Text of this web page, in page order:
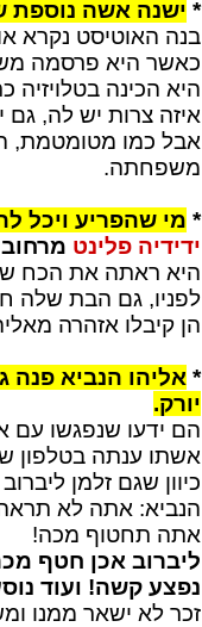
* ישנה אשה נוספת
בנה האוטיסט נקרא
כאשר היא פרסמה
היא הכינה בטלויזיה
איזה צרות יש לה,
אבל כמו מטומטמת,
משפחתה.
* מי שהפריע ויכל
ידידיה פלינט מרחוב
היא ראתה את הכח
לפניו, גם הבת שלה
הן קיבלו אזהרה
* אליהו הנביא
יורק.
הם ידעו שנפגשו עם
אשתו ענתה בטלפון
כיוון שגם זלמן
הנביא: אתה לא
אתה תחטוף מכה!
ליברוב אכן חטף
נפצע קשה! ועוד
זכר לא ישאר ממנו